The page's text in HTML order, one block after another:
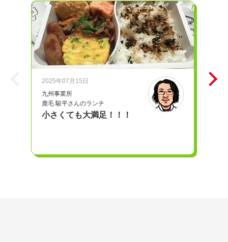
2025年07月15日
九州事業所
鹿毛 駿平さんのランチ
小さくても大満足！！！